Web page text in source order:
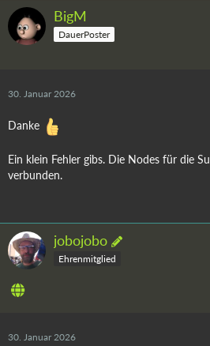
BigM
DauerPoster
30. Januar 2026
Danke
Ein klein Fehler gibs. Die Nodes für die
verbunden.
jobojobo
Ehrenmitglied
30. Januar 2026